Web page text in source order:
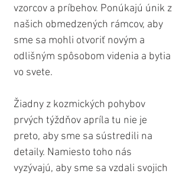
vzorcov a príbehov. Ponúkajú únik z
našich obmedzených rámcov, aby
sme sa mohli otvoriť novým a
odlišným spôsobom videnia a bytia
vo svete.
Žiadny z kozmických pohybov
prvých týždňov apríla tu nie je
preto, aby sme sa sústredili na
detaily. Namiesto toho nás
vyzývajú, aby sme sa vzdali svojich